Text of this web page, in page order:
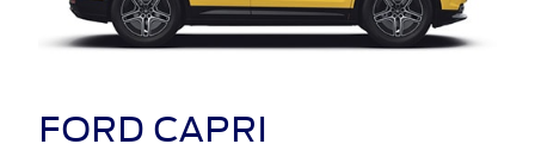
FORD CAPRI